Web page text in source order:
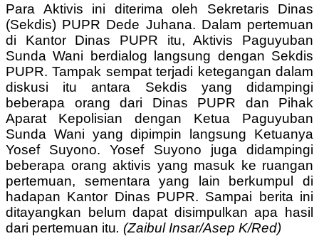
Para Aktivis ini diterima oleh Sekretaris Dinas
(Sekdis) PUPR Dede Juhana. Dalam pertemuan
di Kantor Dinas PUPR itu, Aktivis Paguyuban
Sunda Wani berdialog langsung dengan Sekdis
PUPR. Tampak sempat terjadi ketegangan dalam
diskusi itu antara Sekdis yang didampingi
beberapa orang dari Dinas PUPR dan Pihak
Aparat Kepolisian dengan Ketua Paguyuban
Sunda Wani yang dipimpin langsung Ketuanya
Yosef Suyono. Yosef Suyono juga didampingi
beberapa orang aktivis yang masuk ke ruangan
pertemuan, sementara yang lain berkumpul di
hadapan Kantor Dinas PUPR. Sampai berita ini
ditayangkan belum dapat disimpulkan apa hasil
dari pertemuan itu. (Zaibul Insar/Asep K/Red)